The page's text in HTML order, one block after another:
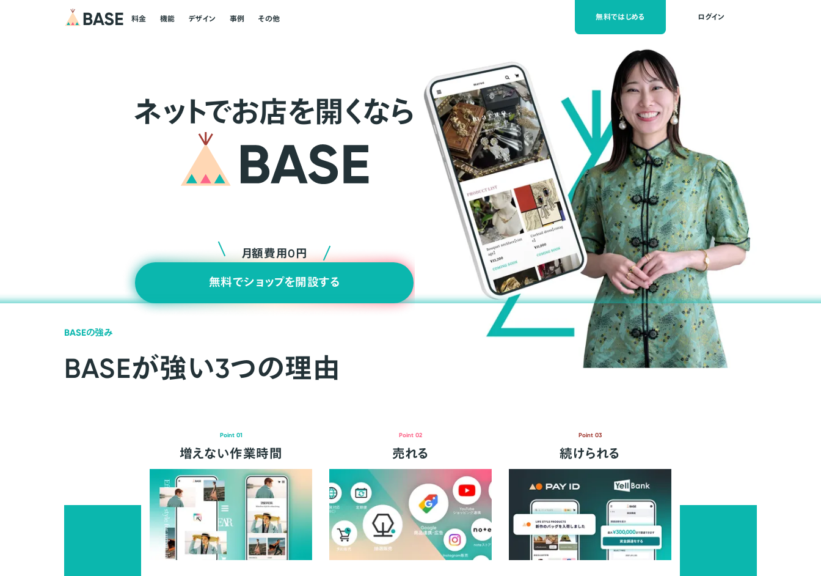
料金 機能 デザイン 事例 その他 無料ではじめる ログイン
ネッ トでお店を開くなら
月額費用0円
無料でショップを開設する
BASEの強み
BASEが強い3つの理由
Point 01
増えない作業時間
Point 02
売れる
Point 03
続けられる